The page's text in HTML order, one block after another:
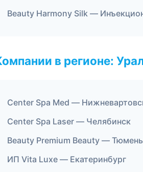
Beauty Harmony Silk —
в регионе:
Center Spa Med —
Center Spa Laser — Челябинск
Beauty Premium Beauty — Тюмень
ИП Vita Luxe — Екатеринбург